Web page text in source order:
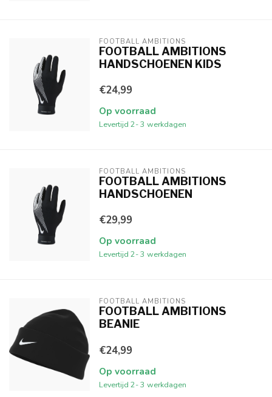
FOOTBALL AMBITIONS
FOOTBALL AMBITIONS
HANDSCHOENEN KIDS
€24,99
Op voorraad
Levertijd 2- 3 werkdagen
FOOTBALL AMBITIONS
FOOTBALL AMBITIONS
HANDSCHOENEN
€29,99
Op voorraad
Levertijd 2- 3 werkdagen
FOOTBALL AMBITIONS
FOOTBALL AMBITIONS
BEANIE
€24,99
Op voorraad
Levertijd 2- 3 werkdagen